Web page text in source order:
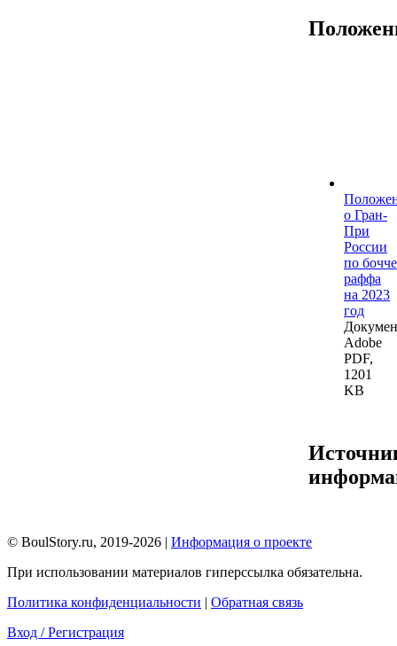
о Гран-
При
России
по
раффа
на 2023
год
Adobe
PDF,
1201
KB
© BoulStory.ru, 2019-2026 | Информация о проекте
При использовании материалов гиперссылка обязательна.
Политика конфиденциальности | Обратная связь
Вход / Регистрация